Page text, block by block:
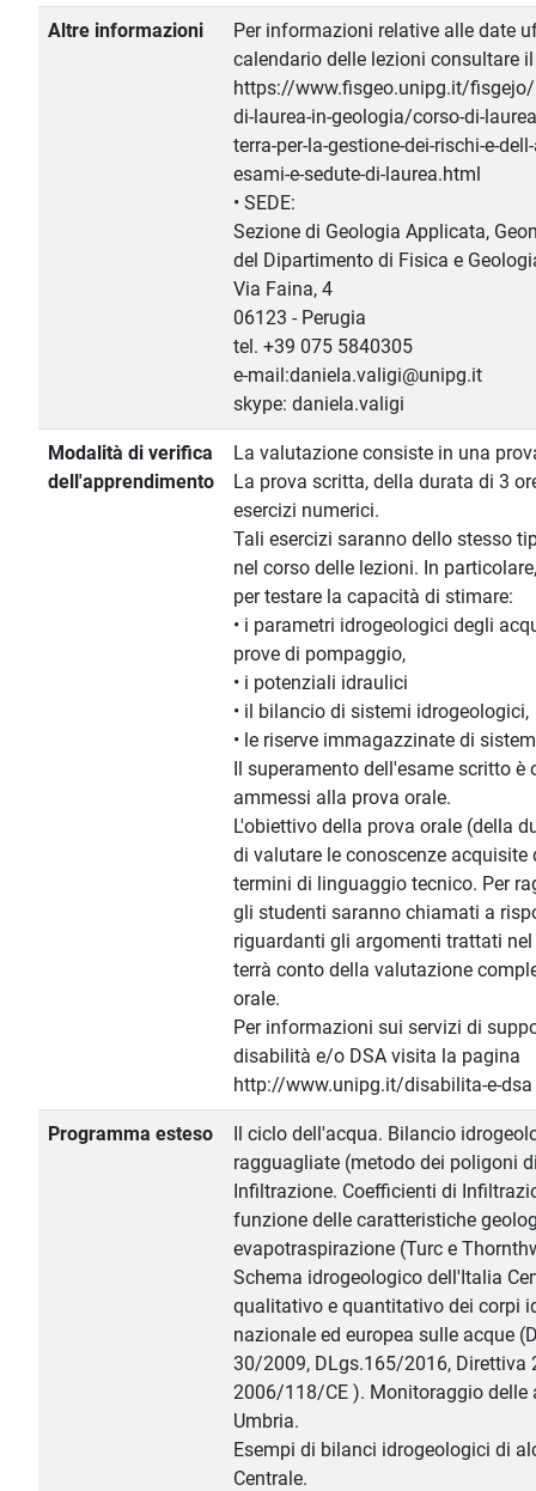
Altre informazioni
Per informazioni relative alle date
calendario delle lezioni consultare
https://www.fisgeo.unipg.it/
di-laurea-in-geologia/corso-di-
terra-per-la-gestione-dei-rischi-e-
esami-e-sedute-di-laurea.html
• SEDE:
Sezione di Geologia Applicata,
del Dipartimento di Fisica e
Via Faina, 4
06123 - Perugia
tel. +39 075 5840305
e-mail:daniela.valigi@unipg.it
skype: daniela.valigi
Modalità di verifica
dell'apprendimento
La valutazione consiste in una
La prova scritta, della durata di 3
esercizi numerici.
Tali esercizi saranno dello stesso
nel corso delle lezioni. In
per testare la capacità di stimare:
• i parametri idrogeologici degli
prove di pompaggio,
• i potenziali idraulici
• il bilancio di sistemi idrogeologici,
• le riserve immagazzinate di
Il superamento dell'esame scritto
ammessi alla prova orale.
L'obiettivo della prova orale (della
di valutare le conoscenze
termini di linguaggio tecnico. Per
gli studenti saranno chiamati a
riguardanti gli argomenti trattati
terrà conto della valutazione
orale.
Per informazioni sui servizi di
disabilità e/o DSA visita la pagina
http://www.unipg.it/disabilita-e-dsa
Programma esteso
Il ciclo dell'acqua. Bilancio
ragguagliate (metodo dei poligoni
Infiltrazione. Coefficienti di
funzione delle caratteristiche
evapotraspirazione (Turc e
Schema idrogeologico dell'Italia
qualitativo e quantitativo dei corpi
nazionale ed europea sulle acque
30/2009, DLgs.165/2016, Direttiva
2006/118/CE ). Monitoraggio delle
Umbria.
Esempi di bilanci idrogeologici di
Centrale.